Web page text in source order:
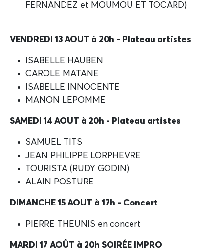
FERNANDEZ et MOUMOU ET TOCARD)
VENDREDI 13 AOUT à 20h - Plateau artistes
ISABELLE HAUBEN
CAROLE MATANE
ISABELLE INNOCENTE
MANON LEPOMME
SAMEDI 14 AOUT à 20h - Plateau artistes
SAMUEL TITS
JEAN PHILIPPE LORPHEVRE
TOURISTA (RUDY GODIN)
ALAIN POSTURE
DIMANCHE 15 AOUT à 17h - Concert
PIERRE THEUNIS en concert
MARDI 17 AOÛT à 20h SOIRÉE IMPRO